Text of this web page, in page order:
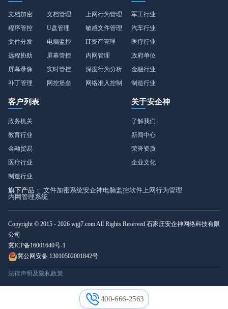
400-666-2563
文档加密
程序管控
文件分发
远程协助
屏幕录像
补丁管理
文档管理
U盘管理
电脑监控
屏幕管控
实时管控
网控堡垒
上网行为管理
敏感文件管理
IT资产管理
内网管理
深度行为分析
网络准入控制
军工行业
汽车行业
医疗行业
政府单位
金融行业
制造行业
客户列表
政务机关
教育行业
金融贸易
医疗行业
制造行业
关于安企神
了解我们
新闻中心
荣誉资质
企业文化
旗下产品： 文件加密系统安企神电脑监控软件上网行为管理
内网管理系统
Copyright © 2015 - 2026 wgj7.com All Rights Reserved 石家庄安企神网络科技有限
公司
冀ICP备16001640号-1
冀公网安备 13010502001842号
法律声明及隐私政策